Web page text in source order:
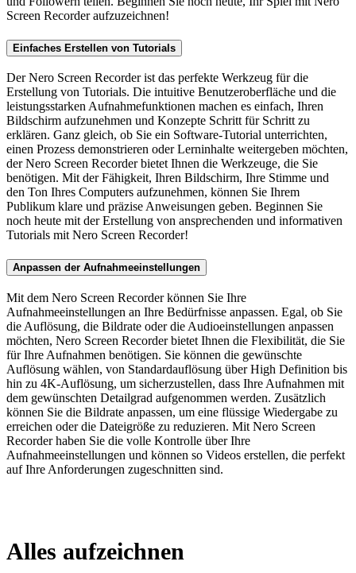
Screen Recorder aufzuzeichnen!
Einfaches Erstellen von Tutorials
Der Nero Screen Recorder ist das perfekte Werkzeug für die
Erstellung von Tutorials. Die intuitive Benutzeroberfläche und die
leistungsstarken Aufnahmefunktionen machen es einfach, Ihren
Bildschirm aufzunehmen und Konzepte Schritt für Schritt zu
erklären. Ganz gleich, ob Sie ein Software-Tutorial unterrichten,
einen Prozess demonstrieren oder Lerninhalte weitergeben möchten,
der Nero Screen Recorder bietet Ihnen die Werkzeuge, die Sie
benötigen. Mit der Fähigkeit, Ihren Bildschirm, Ihre Stimme und
den Ton Ihres Computers aufzunehmen, können Sie Ihrem
Publikum klare und präzise Anweisungen geben. Beginnen Sie
noch heute mit der Erstellung von ansprechenden und informativen
Tutorials mit Nero Screen Recorder!
Anpassen der Aufnahmeeinstellungen
Mit dem Nero Screen Recorder können Sie Ihre
Aufnahmeeinstellungen an Ihre Bedürfnisse anpassen. Egal, ob Sie
die Auflösung, die Bildrate oder die Audioeinstellungen anpassen
möchten, Nero Screen Recorder bietet Ihnen die Flexibilität, die Sie
für Ihre Aufnahmen benötigen. Sie können die gewünschte
Auflösung wählen, von Standardauflösung über High Definition bis
hin zu 4K-Auflösung, um sicherzustellen, dass Ihre Aufnahmen mit
dem gewünschten Detailgrad aufgenommen werden. Zusätzlich
können Sie die Bildrate anpassen, um eine flüssige Wiedergabe zu
erreichen oder die Dateigröße zu reduzieren. Mit Nero Screen
Recorder haben Sie die volle Kontrolle über Ihre
Aufnahmeeinstellungen und können so Videos erstellen, die perfekt
auf Ihre Anforderungen zugeschnitten sind.
Alles aufzeichnen